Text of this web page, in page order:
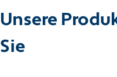
Unsere
Sie